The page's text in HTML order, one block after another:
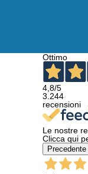
Ottimo
4,8/5
3.244
recensioni
Le nostre
Clicca qui
Precedente